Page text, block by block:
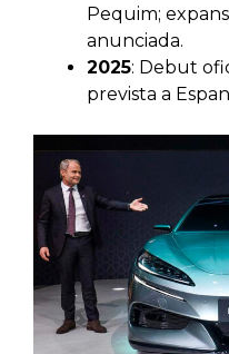
Pequim;
anunciada.
2025: Debut
prevista a